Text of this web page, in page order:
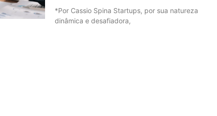
*Por Cassio Spina Startups, por sua natureza
dinâmica e desafiadora,